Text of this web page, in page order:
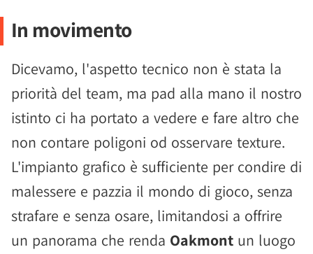
In movimento
Dicevamo, l'aspetto tecnico non è stata la
priorità del team, ma pad alla mano il nostro
istinto ci ha portato a vedere e fare altro che
non contare poligoni od osservare texture.
L'impianto grafico è sufficiente per condire di
malessere e pazzia il mondo di gioco, senza
strafare e senza osare, limitandosi a offrire
un panorama che renda Oakmont un luogo